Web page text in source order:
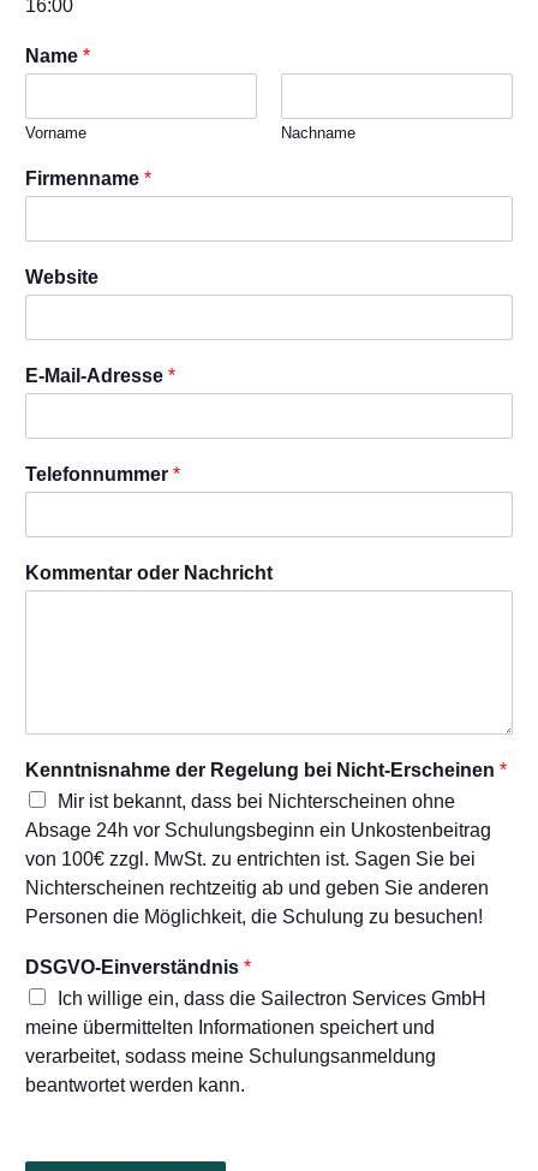
16:00
Name *
Vorname Nachname
Firmenname *
Website
E-Mail-Adresse *
D
S
V
-
t
ä
n
n
i
s
e
n
t
n
i
a
Telefonnummer *
Kommentar oder Nachricht
Kenntnisnahme der Regelung bei Nicht-Erscheinen *
Mir ist bekannt, dass bei Nichterscheinen ohne
Absage 24h vor Schulungsbeginn ein Unkostenbeitrag
von 100€ zzgl. MwSt. zu entrichten ist. Sagen Sie bei
Nichterscheinen rechtzeitig ab und geben Sie anderen
Personen die Möglichkeit, die Schulung zu besuchen!
DSGVO-Einverständnis *
Ich willige ein, dass die Sailectron Services GmbH
meine übermittelten Informationen speichert und
verarbeitet, sodass meine Schulungsanmeldung
beantwortet werden kann.